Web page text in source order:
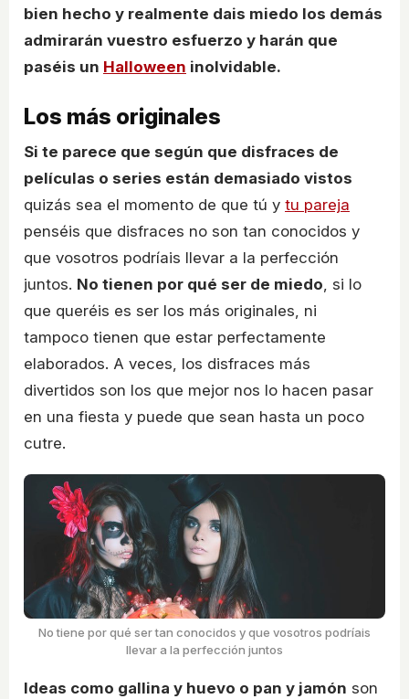
bien hecho y realmente dais miedo los demás
admirarán vuestro esfuerzo y harán que
paséis un Halloween inolvidable.
Los más originales
Si te parece que según que disfraces de
películas o series están demasiado vistos
quizás sea el momento de que tú y tu pareja
penséis que disfraces no son tan conocidos y
que vosotros podríais llevar a la perfección
juntos. No tienen por qué ser de miedo, si lo
que queréis es ser los más originales, ni
tampoco tienen que estar perfectamente
elaborados. A veces, los disfraces más
divertidos son los que mejor nos lo hacen pasar
en una fiesta y puede que sean hasta un poco
cutre.
No tiene por qué ser tan conocidos y que vosotros podríais
llevar a la perfección juntos
Ideas como gallina y huevo o pan y jamón son